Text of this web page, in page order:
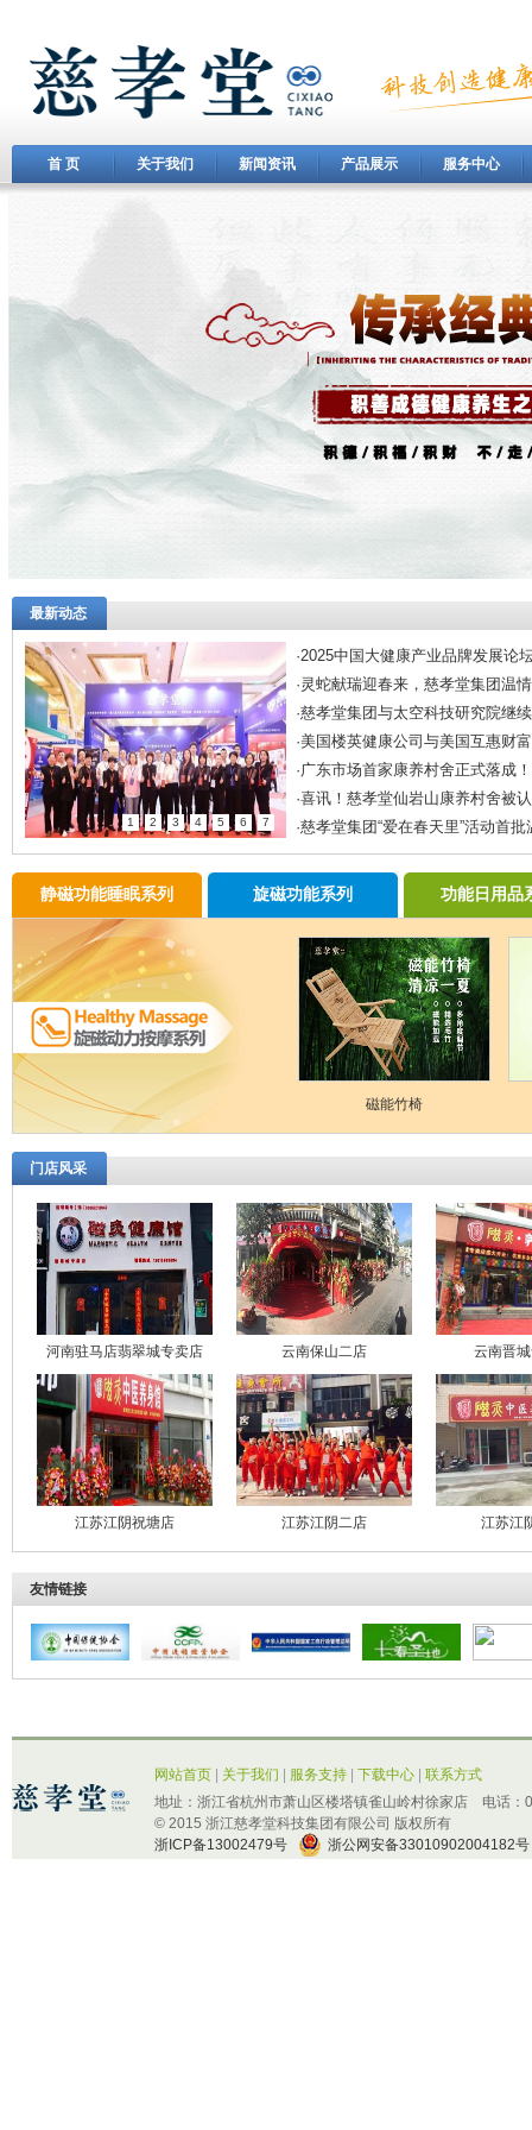
首 页 关于我们 新闻资讯 产品展示 服务中心
最新动态
1 2 3 4 5 6 7
·2025中国大健康产业品牌发展论
·灵蛇献瑞迎春来，慈孝堂集团温
·慈孝堂集团与太空科技研究院继
·美国楼英健康公司与美国互惠财
·广东市场首家康养村舍正式落成！
·喜讯！慈孝堂仙岩山康养村舍被
·慈孝堂集团“爱在春天里”活动首
静磁功能睡眠系列 旋磁功能系列 功能日用品
磁能竹椅
门店风采
河南驻马店翡翠城专卖店 云南保山二店 云南晋
江苏江阴祝塘店 江苏江阴二店 江苏江
友情链接
网站首页 关于我们 服务支持 下载中心
联系方式
地址：浙江省杭州市萧山区楼塔镇雀山岭村徐家店 电话：
© 2015 浙江慈孝堂科技集团有限公司 版权所有
浙ICP备13002479号
浙公网安备33010902004182号